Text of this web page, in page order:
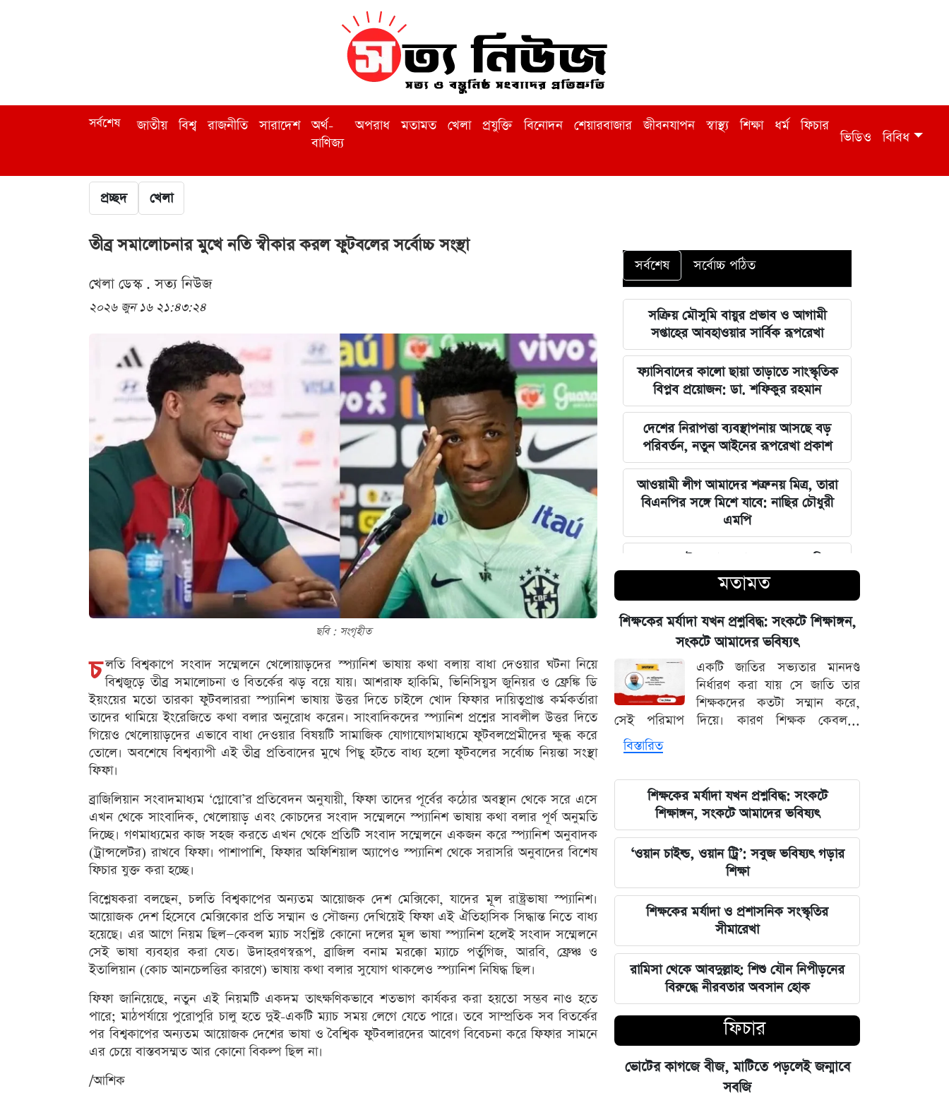
সর্বশেষ জাতীয় বিশ্ব রাজনীতি সারাদেশ
অর্থ-
বাণিজ্য
অপরাধ মতামত খেলা প্রযুক্তি বিনোদন শেয়ারবাজার জীবনযাপন স্বাস্থ্য শিক্ষা ধর্ম ফিচার
ভিডিও বিবিধ
প্রচ্ছদ খেলা
তীব্র সমালোচনার মুখে নতি স্বীকার করল ফুটবলের সর্বোচ্চ সংস্থা
খেলা ডেস্ক . সত্য নিউজ
২০২৬ জুন ১৬ ২১:৪৩:২৪
ছবি : সংগৃহীত
চ লতি বিশ্বকাপে সংবাদ সম্মেলনে খেলোয়াড়দের স্প্যানিশ ভাষায় কথা বলায় বাধা দেওয়ার ঘটনা নিয়ে
বিশ্বজুড়ে তীব্র সমালোচনা ও বিতর্কের ঝড় বয়ে যায়। আশরাফ হাকিমি, ভিনিসিয়ুস জুনিয়র ও ফ্রেঙ্কি ডি
ইয়ংয়ের মতো তারকা ফুটবলাররা স্প্যানিশ ভাষায় উত্তর দিতে চাইলে খোদ ফিফার দায়িত্বপ্রাপ্ত কর্মকর্তারা
তাদের থামিয়ে ইংরেজিতে কথা বলার অনুরোধ করেন। সাংবাদিকদের স্প্যানিশ প্রশ্নের সাবলীল উত্তর দিতে
গিয়েও খেলোয়াড়দের এভাবে বাধা দেওয়ার বিষয়টি সামাজিক যোগাযোগমাধ্যমে ফুটবলপ্রেমীদের ক্ষুব্ধ করে
তোলে। অবশেষে বিশ্বব্যাপী এই তীব্র প্রতিবাদের মুখে পিছু হটতে বাধ্য হলো ফুটবলের সর্বোচ্চ নিয়ন্তা সংস্থা
ফিফা।
ব্রাজিলিয়ান সংবাদমাধ্যম ‘গ্লোবো’র প্রতিবেদন অনুযায়ী, ফিফা তাদের পূর্বের কঠোর অবস্থান থেকে সরে এসে
এখন থেকে সাংবাদিক, খেলোয়াড় এবং কোচদের সংবাদ সম্মেলনে স্প্যানিশ ভাষায় কথা বলার পূর্ণ অনুমতি
দিচ্ছে। গণমাধ্যমের কাজ সহজ করতে এখন থেকে প্রতিটি সংবাদ সম্মেলনে একজন করে স্প্যানিশ অনুবাদক
(ট্রান্সলেটর) রাখবে ফিফা। পাশাপাশি, ফিফার অফিশিয়াল অ্যাপেও স্প্যানিশ থেকে সরাসরি অনুবাদের বিশেষ
ফিচার যুক্ত করা হচ্ছে।
বিশ্লেষকরা বলছেন, চলতি বিশ্বকাপের অন্যতম আয়োজক দেশ মেক্সিকো, যাদের মূল রাষ্ট্রভাষা স্প্যানিশ।
আয়োজক দেশ হিসেবে মেক্সিকোর প্রতি সম্মান ও সৌজন্য দেখিয়েই ফিফা এই ঐতিহাসিক সিদ্ধান্ত নিতে বাধ্য
হয়েছে। এর আগে নিয়ম ছিল—কেবল ম্যাচ সংশ্লিষ্ট কোনো দলের মূল ভাষা স্প্যানিশ হলেই সংবাদ সম্মেলনে
সেই ভাষা ব্যবহার করা যেত। উদাহরণস্বরূপ, ব্রাজিল বনাম মরক্কো ম্যাচে পর্তুগিজ, আরবি, ফ্রেঞ্চ ও
ইতালিয়ান (কোচ আনচেলত্তির কারণে) ভাষায় কথা বলার সুযোগ থাকলেও স্প্যানিশ নিষিদ্ধ ছিল।
ফিফা জানিয়েছে, নতুন এই নিয়মটি একদম তাৎক্ষণিকভাবে শতভাগ কার্যকর করা হয়তো সম্ভব নাও হতে
পারে; মাঠপর্যায়ে পুরোপুরি চালু হতে দুই-একটি ম্যাচ সময় লেগে যেতে পারে। তবে সাম্প্রতিক সব বিতর্কের
পর বিশ্বকাপের অন্যতম আয়োজক দেশের ভাষা ও বৈশ্বিক ফুটবলারদের আবেগ বিবেচনা করে ফিফার সামনে
এর চেয়ে বাস্তবসম্মত আর কোনো বিকল্প ছিল না।
/আশিক
সর্বশেষ সর্বোচ্চ পঠিত
সক্রিয় মৌসুমি বায়ুর প্রভাব ও আগামী
সপ্তাহের আবহাওয়ার সার্বিক রূপরেখা
ফ্যাসিবাদের কালো ছায়া তাড়াতে সাংস্কৃতিক
বিপ্লব প্রয়োজন: ডা. শফিকুর রহমান
দেশের নিরাপত্তা ব্যবস্থাপনায় আসছে বড়
পরিবর্তন, নতুন আইনের রূপরেখা প্রকাশ
আওয়ামী লীগ আমাদের শত্রু নয় মিত্র, তারা
বিএনপির সঙ্গে মিশে যাবে: নাছির চৌধুরী
এমপি
ঘরে বসেই যেভাবে জানবেন এসএসসির
ফলাফল, ১০ আগস্ট প্রকাশের ঘোষণা
মার্কিন ইমিগ্রেশন সার্ভিস বিভাগে বড়
পরিবর্তন, প্রবাসীদের জন্য জরুরি বার্তা
২০২৩ সালের ইসরায়েলি হামলার ক্ষত:
আড়াই বছর পর উদ্ধার ৪০ শিশুর
দেহাবশেষ
জুলাই শহীদদের কবর বাঁধানোর বরাদ্দও
হোসেন
শেয়ারবাজারে আর্থিক কেলেঙ্কারির তদন্তের
বড় আপডেট জানাল দুদক
যুদ্ধের বড় প্রস্তুতি নিচ্ছে ইরান, আকাশ
প্রতিরক্ষা ও অস্ত্র ব্যবস্থার ব্যাপক
আধুনিকায়ন
চার বিভাগে দুর্যোগপূর্ণ আবহাওয়ার আশঙ্কায়
আবহাওয়া দপ্তরের বিশেষ সতর্কতা
হাসিনাকে মাইক দেওয়ায় ভারতকে
কাঠগড়ায় তুললেন সালাহউদ্দিন
বিশ্ববাজারের পথ ধরে দেশীয় বাজারেও
স্বর্ণের অস্বাভাবিক মূল্যবৃদ্ধি
মতামত
শিক্ষকের মর্যাদা যখন প্রশ্নবিদ্ধ: সংকটে শিক্ষাঙ্গন,
সংকটে আমাদের ভবিষ্যৎ
একটি জাতির সভ্যতার মানদণ্ড
নির্ধারণ করা যায় সে জাতি তার
শিক্ষকদের কতটা সম্মান করে,
সেই পরিমাপ দিয়ে। কারণ শিক্ষক কেবল...
বিস্তারিত
শিক্ষকের মর্যাদা যখন প্রশ্নবিদ্ধ: সংকটে
শিক্ষাঙ্গন, সংকটে আমাদের ভবিষ্যৎ
‘ওয়ান চাইল্ড, ওয়ান ট্রি’: সবুজ ভবিষ্যৎ গড়ার
শিক্ষা
শিক্ষকের মর্যাদা ও প্রশাসনিক সংস্কৃতির
সীমারেখা
রামিসা থেকে আবদুল্লাহ: শিশু যৌন নিপীড়নের
বিরুদ্ধে নীরবতার অবসান হোক
ফিচার
ভোটের কাগজে বীজ, মাটিতে পড়লেই জন্মাবে
সবজি